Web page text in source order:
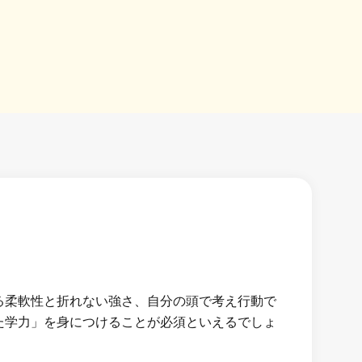
軟性と折れない強さ、自分の頭で考え行動で
力」を身につけることが必須といえるでしょ